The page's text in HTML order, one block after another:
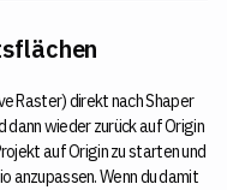
Raster) direkt nach Shaper
dann wieder zurück auf Origin
auf Origin zu starten und
anzupassen. Wenn du damit